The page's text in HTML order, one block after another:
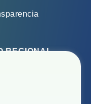
REGIONAL
Senapati Bapat
Maharashtra,